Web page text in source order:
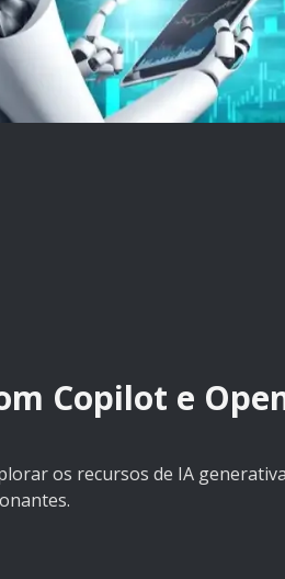
Copilot e
os recursos de IA